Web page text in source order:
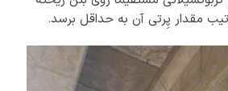
مقدار پِرتی آن به حداقل برسد.